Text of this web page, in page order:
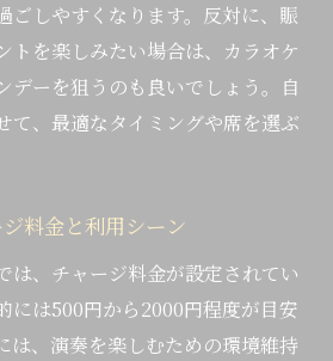
ごしやすくなります。反対に、賑
トを楽しみたい場合は、カラオケ
デーを狙うのも良いでしょう。自
て、最適なタイミングや席を選ぶ
料金と利用シーン
は、チャージ料金が設定されてい
には500円から2000円程度が目安
は、演奏を楽しむための環境維持